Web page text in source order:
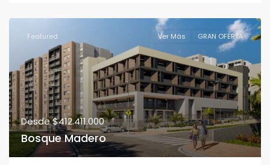
Featured Ver Más GRAN OFERTA
Desde$412.411.000
Bosque Madero